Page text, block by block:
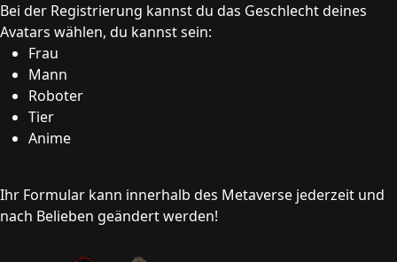
Bei der Registrierung kannst du das Geschlecht deines
Avatars wählen, du kannst sein:
Frau
Mann
Roboter
Tier
Anime
Ihr Formular kann innerhalb des Metaverse jederzeit und
nach Belieben geändert werden!